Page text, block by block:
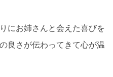
にお姉さんと会えた喜びを
良さが伝わってきて心が温